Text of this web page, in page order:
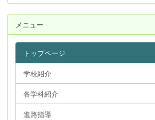
メニュー
トップページ
学校紹介
各学科紹介
進路指導